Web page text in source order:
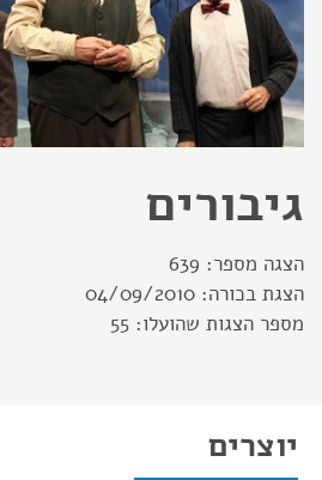
גיבורים
הצגה מספר: 639
הצגת בכורה: 04/09/2010
מספר הצגות שהועלו: 55
יוצרים